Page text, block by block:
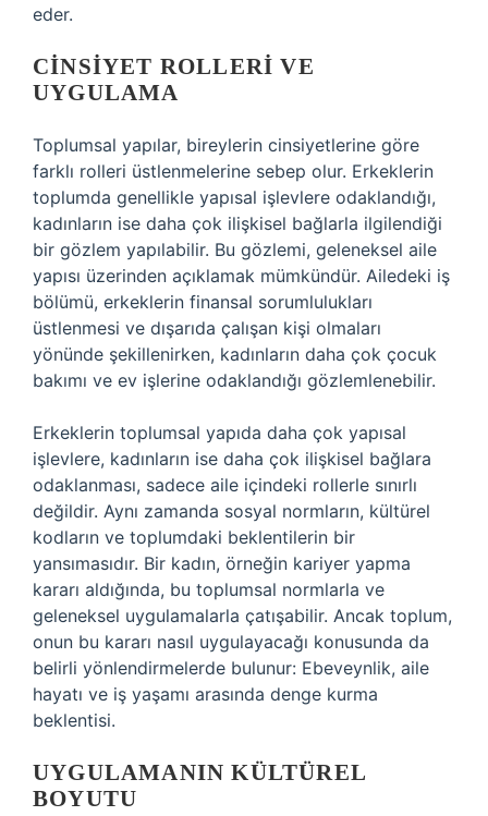
eder.
CINSIYET ROLLERI VE
UYGULAMA
Toplumsal yapılar, bireylerin cinsiyetlerine göre
farklı rolleri üstlenmelerine sebep olur. Erkeklerin
toplumda genellikle yapısal işlevlere odaklandığı,
kadınların ise daha çok ilişkisel bağlarla ilgilendiği
bir gözlem yapılabilir. Bu gözlemi, geleneksel aile
yapısı üzerinden açıklamak mümkündür. Ailedeki iş
bölümü, erkeklerin finansal sorumlulukları
üstlenmesi ve dışarıda çalışan kişi olmaları
yönünde şekillenirken, kadınların daha çok çocuk
bakımı ve ev işlerine odaklandığı gözlemlenebilir.
Erkeklerin toplumsal yapıda daha çok yapısal
işlevlere, kadınların ise daha çok ilişkisel bağlara
odaklanması, sadece aile içindeki rollerle sınırlı
değildir. Aynı zamanda sosyal normların, kültürel
kodların ve toplumdaki beklentilerin bir
yansımasıdır. Bir kadın, örneğin kariyer yapma
kararı aldığında, bu toplumsal normlarla ve
geleneksel uygulamalarla çatışabilir. Ancak toplum,
onun bu kararı nasıl uygulayacağı konusunda da
belirli yönlendirmelerde bulunur: Ebeveynlik, aile
hayatı ve iş yaşamı arasında denge kurma
beklentisi.
UYGULAMANIN KÜLTÜREL
BOYUTU